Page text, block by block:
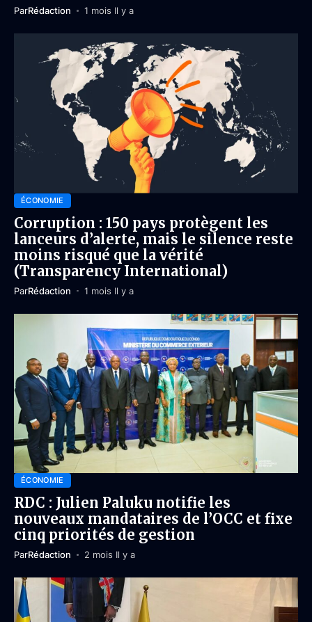
ParRédaction 1 mois Il y a
ÉCONOMIE
Corruption : 150 pays protègent les
lanceurs d’alerte, mais le silence reste
moins risqué que la vérité
(Transparency International)
ParRédaction 1 mois Il y a
ÉCONOMIE
RDC : Julien Paluku notifie les
nouveaux mandataires de l’OCC et fixe
cinq priorités de gestion
ParRédaction 2 mois Il y a